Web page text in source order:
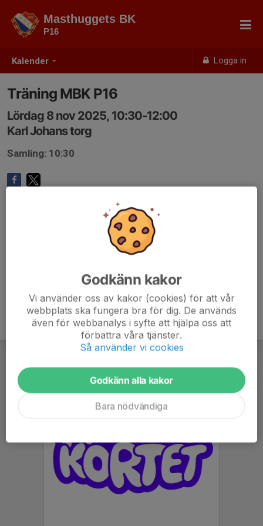
Kalender Logga in
Masthuggets BK
P16
Träning MBK P16
Lördag 8 nov 2025, 10:30-12:00
Karl Johans torg
Samling: 10:30
Godkänn kakor
Vi använder oss av kakor (cookies) för att vår
webbplats ska fungera bra för dig. De används
även för webbanalys i syfte att hjälpa oss att
förbättra våra tjänster.
Så använder vi cookies
Godkänn alla kakor
Bara nödvändiga